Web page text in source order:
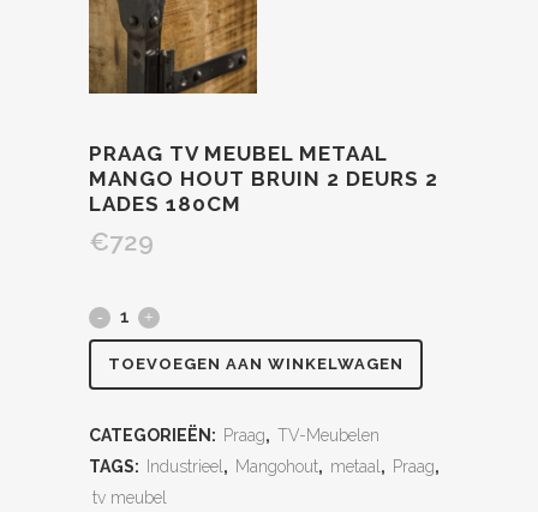
PRAAG TV MEUBEL METAAL
MANGO HOUT BRUIN 2 DEURS 2
LADES 180CM
€729
TOEVOEGEN AAN WINKELWAGEN
CATEGORIEËN: Praag, TV-Meubelen
TAGS:
Industrieel , Mangohout, metaal , Praag,
tv meubel